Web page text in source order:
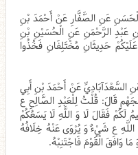
عَنِ الصَّفَّارِ عَنْ أَحْمَدَ بْنِ
الرَّحْمَنِ عَنِ الْحُسَيْنِ‏ بْنِ
حَدِيثَانِ مُخْتَلِفَانِ فَخُذُوا
عَنْ أَحْمَدَ بْنِ أَبِي
قَالَ: قُلْتُ لِلْعَبْدِ الصَّالِحِ ع
لَكُمْ فَقَالَ لَا وَ اللَّهِ لَا يَسَعُكُمْ
اللَّهِ ع شَيْ‏ءٌ وَ يُرْوَى عَنْهُ خِلَافُهُ
وَافَقَ الْقَوْمَ فَاجْتَنِبْهُ.